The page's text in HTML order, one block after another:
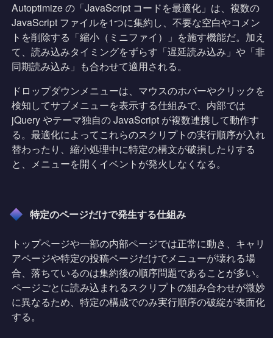
Autoptimize の「JavaScript コードを最適化」は、複数の
JavaScript ファイルを1つに集約し、不要な空白やコメン
トを削除する「縮小（ミニファイ）」を施す機能だ。加え
て、読み込みタイミングをずらす「遅延読み込み」や「非
同期読み込み」も合わせて適用される。
ドロップダウンメニューは、マウスのホバーやクリックを
検知してサブメニューを表示する仕組みで、内部では
jQuery やテーマ独自の JavaScript が複数連携して動作す
る。最適化によってこれらのスクリプトの実行順序が入れ
替わったり、縮小処理中に特定の構文が破損したりする
と、メニューを開くイベントが発火しなくなる。
特定のページだけで発生する仕組み
トップページや一部の内部ページでは正常に動き、キャリ
アページや特定の投稿ページだけでメニューが壊れる場
合、落ちているのは集約後の順序問題であることが多い。
ページごとに読み込まれるスクリプトの組み合わせが微妙
に異なるため、特定の構成でのみ実行順序の破綻が表面化
する。